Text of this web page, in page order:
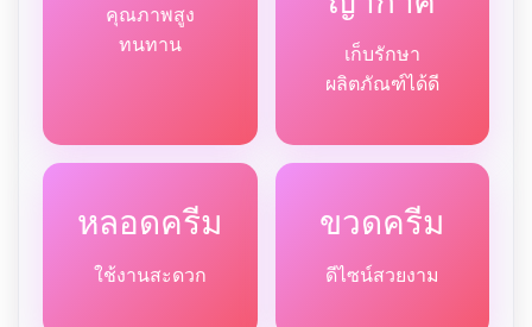
คุณภาพสูง
ทนทาน
เก็บรักษา
ผลิตภัณฑ์ได้ดี
หลอดครีม
ใช้งานสะดวก
ขวดครีม
ดีไซน์สวยงาม